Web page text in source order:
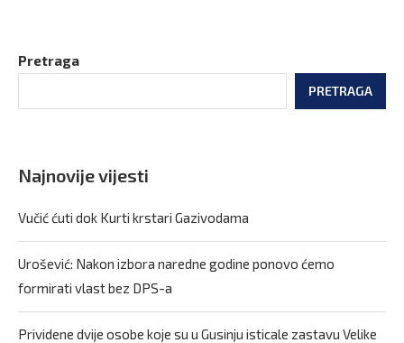
Pretraga
PRETRAGA
Najnovije vijesti
Vučić ćuti dok Kurti krstari Gazivodama
Urošević: Nakon izbora naredne godine ponovo ćemo
formirati vlast bez DPS-a
Prividene dvije osobe koje su u Gusinju isticale zastavu Velike